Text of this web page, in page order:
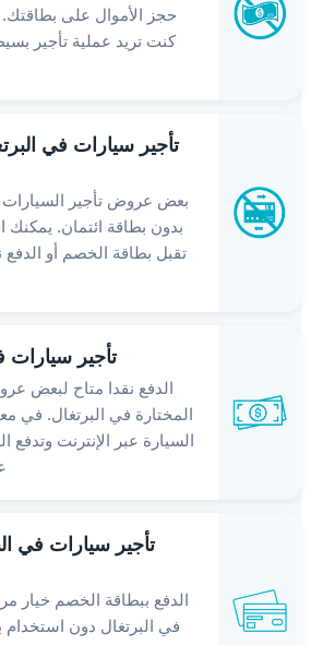
حجز الأموال على بطاقتك.
كنت تريد عملية تأجير
تأجير سيارات في
بعض عروض تأجير السيارات
بدون بطاقة ائتمان. يمكنك
تقبل بطاقة الخصم أو
تأجير سيارات
الدفع نقدا متاح لبعض
المختارة في البرتغال. في
السيارة عبر الإنترنت وتدفع
تأجير سيارات في
الدفع ببطاقة الخصم خيار
في البرتغال دون استخدام